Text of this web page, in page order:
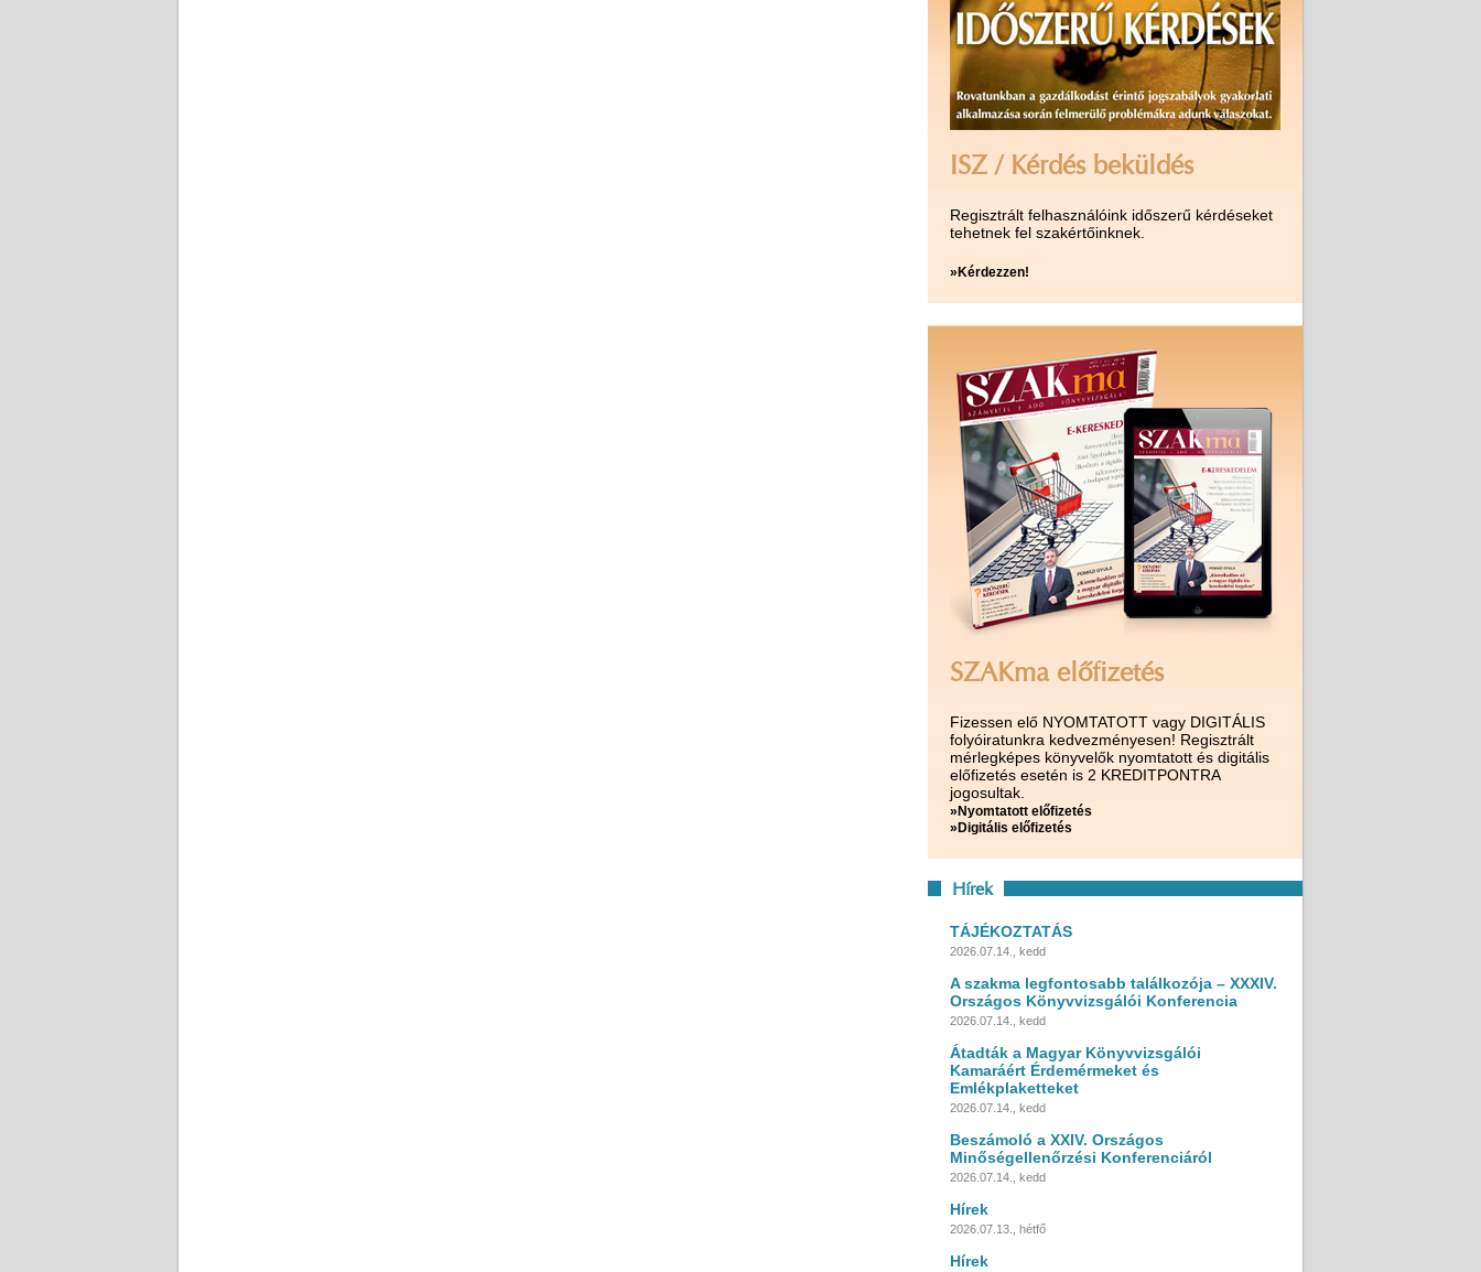
ISZ / Kérdés beküldés
Regisztrált felhasználóink időszerű kérdéseket
tehetnek fel szakértőinknek.
»Kérdezzen!
SZAKma előfizetés
Fizessen elő NYOMTATOTT vagy DIGITÁLIS
folyóiratunkra kedvezményesen! Regisztrált
mérlegképes könyvelők nyomtatott és digitális
előfizetés esetén is 2 KREDITPONTRA
jogosultak.
»Nyomtatott előfizetés
»Digitális előfizetés
Hírek
TÁJÉKOZTATÁS
2026.07.14., kedd
A szakma legfontosabb találkozója – XXXIV.
Országos Könyvvizsgálói Konferencia
2026.07.14., kedd
Átadták a Magyar Könyvvizsgálói
Kamaráért Érdemérmeket és
Emlékplaketteket
2026.07.14., kedd
Beszámoló a XXIV. Országos
Minőségellenőrzési Konferenciáról
2026.07.14., kedd
Hírek
2026.07.13., hétfő
Hírek